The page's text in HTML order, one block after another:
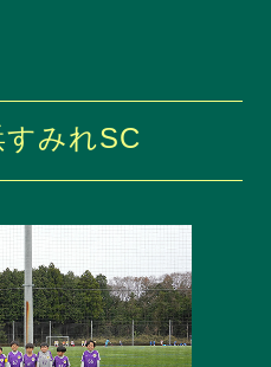
みれSC